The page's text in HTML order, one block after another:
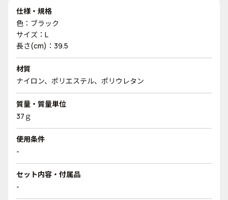
仕様・規格
色：ブラック
サイズ：L
長さ(cm)：39.5
材質
ナイロン、ポリエステル、ポリウレタン
質量・質量単位
37ｇ
使用条件
-
セット内容・付属品
-